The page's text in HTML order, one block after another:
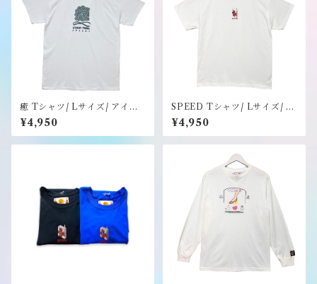
癒 Tシャツ/ Lサイズ/ アイス
グレー/ステッカーのノベルテ
ィ付き《SAU》
¥4,950
SPEED Tシャツ/ Lサイズ/ ホ
ワイト/ステッカーのノベルテ
ィ付き《SAU》
¥4,950